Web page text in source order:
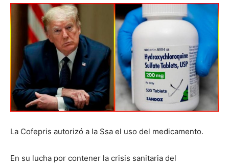
La Cofepris autorizó a la Ssa el uso del medicamento.
En su lucha por contener la crisis sanitaria del